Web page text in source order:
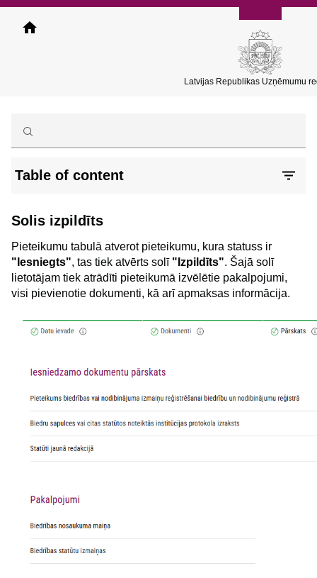
Pārlekt
galveno
Latvijas Republikas Uzņēmumu
Table of content
Solis izpildīts
Pieteikumu tabulā atverot pieteikumu, kura statuss ir
"Iesniegts", tas tiek atvērts solī "Izpildīts". Šajā solī
lietotājam tiek atrādīti pieteikumā izvēlētie pakalpojumi,
visi pievienotie dokumenti, kā arī apmaksas informācija.